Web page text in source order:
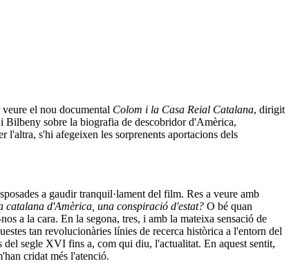
el nou documental Colom i la Casa Reial Catalana, dirigit
Bilbeny sobre la biografia de descobridor d'Amèrica,
l'altra, s'hi afegeixen les sorprenents aportacions dels
a gaudir tranquil·lament del film. Res a veure amb
catalana d'Amèrica, una conspiració d'estat? O bé quan
a la cara. En la segona, tres, i amb la mateixa sensació de
tan revolucionàries línies de recerca històrica a l'entorn del
del segle XVI fins a, com qui diu, l'actualitat. En aquest sentit,
cridat més l'atenció.